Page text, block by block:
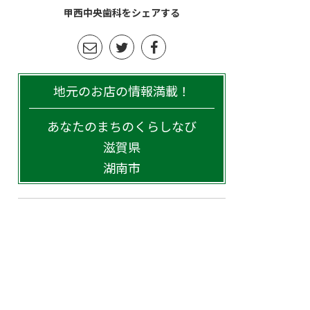
甲西中央歯科をシェアする
地元のお店の情報満載！
あなたのまちのくらしなび
滋賀県
湖南市